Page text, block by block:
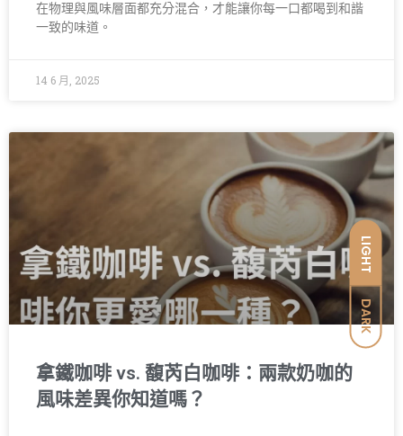
LIGHT
DARK
在物理與風味層面都充分混合，才能讓你每一口都喝到和諧
一致的味道。
14 6 月, 2025
拿鐵咖啡 vs. 馥芮白咖啡：兩款奶咖的
風味差異你知道嗎？